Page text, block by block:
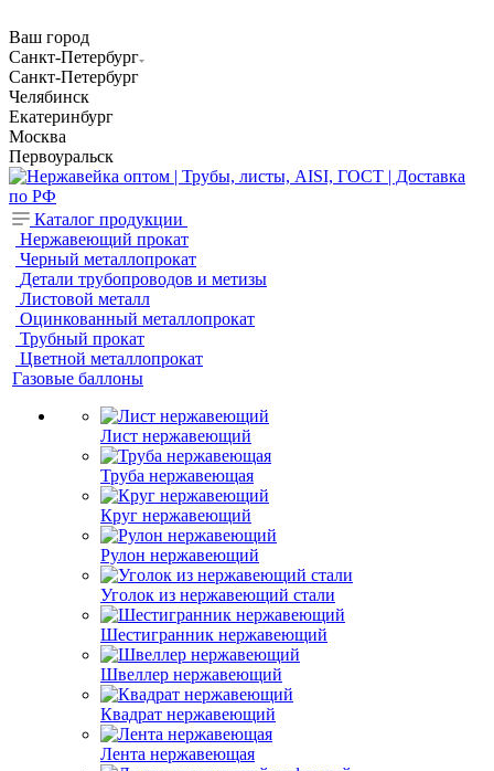
Ваш город
Санкт-Петербург
Санкт-Петербург
Челябинск
Екатеринбург
Москва
Первоуральск
Каталог продукции
Нержавеющий прокат
Черный металлопрокат
Детали трубопроводов и метизы
Листовой металл
Оцинкованный металлопрокат
Трубный прокат
Цветной металлопрокат
Газовые баллоны
Лист нержавеющий
Труба нержавеющая
Круг нержавеющий
Рулон нержавеющий
Уголок из нержавеющий стали
Шестигранник нержавеющий
Швеллер нержавеющий
Квадрат нержавеющий
Лента нержавеющая